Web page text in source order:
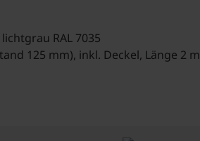
RAL 7035
125 mm), inkl. Deckel, Länge 2 m